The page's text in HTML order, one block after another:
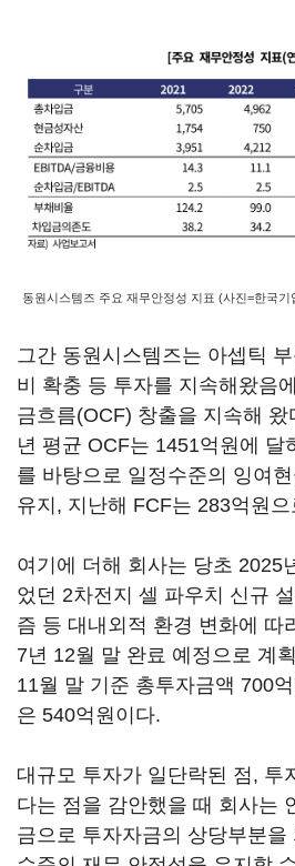
동원시스템즈 주요 재무안정성 지표 (사진=한국기
그간 동원시스템즈는 아셉틱
비 확충 등 투자를 지속해왔음
금흐름(OCF) 창출을 지속해 왔
년 평균 OCF는 1451억원에 달
를 바탕으로 일정수준의 잉여
유지, 지난해 FCF는 283억원
여기에 더해 회사는 당초 2025
었던 2차전지 셀 파우치 신규
즘 등 대내외적 환경 변화에 따
7년 12월 말 완료 예정으로 계
11월 말 기준 총투자금액 700
은 540억원이다.
대규모 투자가 일단락된 점, 투
다는 점을 감안했을 때 회사는
금으로 투자자금의 상당부분을